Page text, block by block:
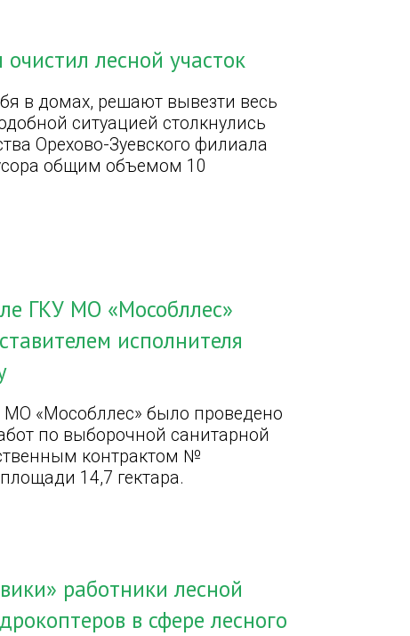
лесной участок
в домах, решают вывезти весь
ситуацией столкнулись
Орехово-Зуевского филиала
общим объемом 10
ГКУ МО «Мособллес»
исполнителя
«Мособллес» было проведено
по выборочной санитарной
контрактом №
14,7 гектара.
работники лесной
в сфере лесного